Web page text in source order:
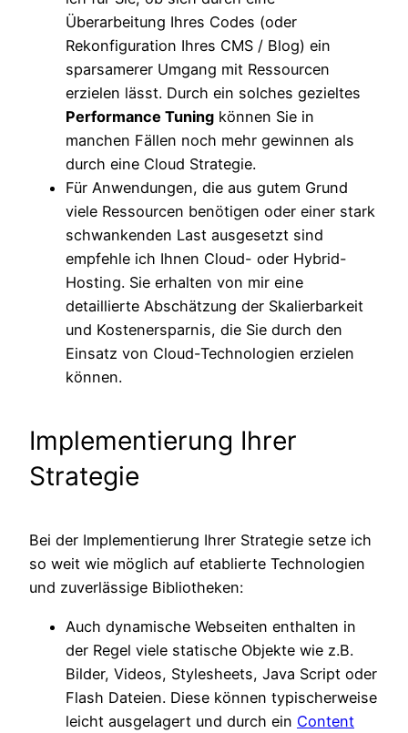
Überarbeitung Ihres Codes (oder
Rekonfiguration Ihres CMS / Blog) ein
sparsamerer Umgang mit Ressourcen
erzielen lässt. Durch ein solches gezieltes
Performance Tuning können Sie in
manchen Fällen noch mehr gewinnen als
durch eine Cloud Strategie.
Für Anwendungen, die aus gutem Grund
viele Ressourcen benötigen oder einer stark
schwankenden Last ausgesetzt sind
empfehle ich Ihnen Cloud- oder Hybrid-
Hosting. Sie erhalten von mir eine
detaillierte Abschätzung der Skalierbarkeit
und Kostenersparnis, die Sie durch den
Einsatz von Cloud-Technologien erzielen
können.
Implementierung Ihrer
Strategie
Bei der Implementierung Ihrer Strategie setze ich
so weit wie möglich auf etablierte Technologien
und zuverlässige Bibliotheken:
Auch dynamische Webseiten enthalten in
der Regel viele statische Objekte wie z.B.
Bilder, Videos, Stylesheets, Java Script oder
Flash Dateien. Diese können typischerweise
leicht ausgelagert und durch ein Content